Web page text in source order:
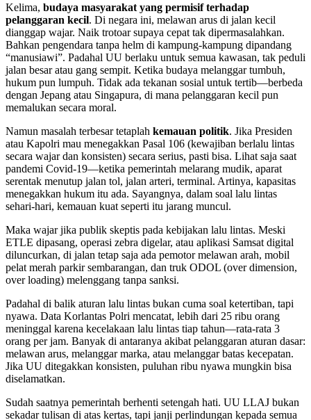
Kelima, budaya masyarakat yang permisif terhadap
pelanggaran kecil. Di negara ini, melawan arus di jalan kecil
dianggap wajar. Naik trotoar supaya cepat tak dipermasalahkan.
Bahkan pengendara tanpa helm di kampung-kampung dipandang
“manusiawi”. Padahal UU berlaku untuk semua kawasan, tak peduli
jalan besar atau gang sempit. Ketika budaya melanggar tumbuh,
hukum pun lumpuh. Tidak ada tekanan sosial untuk tertib—berbeda
dengan Jepang atau Singapura, di mana pelanggaran kecil pun
memalukan secara moral.
Namun masalah terbesar tetaplah kemauan politik. Jika Presiden
atau Kapolri mau menegakkan Pasal 106 (kewajiban berlalu lintas
secara wajar dan konsisten) secara serius, pasti bisa. Lihat saja saat
pandemi Covid-19—ketika pemerintah melarang mudik, aparat
serentak menutup jalan tol, jalan arteri, terminal. Artinya, kapasitas
menegakkan hukum itu ada. Sayangnya, dalam soal lalu lintas
sehari-hari, kemauan kuat seperti itu jarang muncul.
Maka wajar jika publik skeptis pada kebijakan lalu lintas. Meski
ETLE dipasang, operasi zebra digelar, atau aplikasi Samsat digital
diluncurkan, di jalan tetap saja ada pemotor melawan arah, mobil
pelat merah parkir sembarangan, dan truk ODOL (over dimension,
over loading) melenggang tanpa sanksi.
Padahal di balik aturan lalu lintas bukan cuma soal ketertiban, tapi
nyawa. Data Korlantas Polri mencatat, lebih dari 25 ribu orang
meninggal karena kecelakaan lalu lintas tiap tahun—rata-rata 3
orang per jam. Banyak di antaranya akibat pelanggaran aturan dasar:
melawan arus, melanggar marka, atau melanggar batas kecepatan.
Jika UU ditegakkan konsisten, puluhan ribu nyawa mungkin bisa
diselamatkan.
Sudah saatnya pemerintah berhenti setengah hati. UU LLAJ bukan
sekadar tulisan di atas kertas, tapi janji perlindungan kepada semua